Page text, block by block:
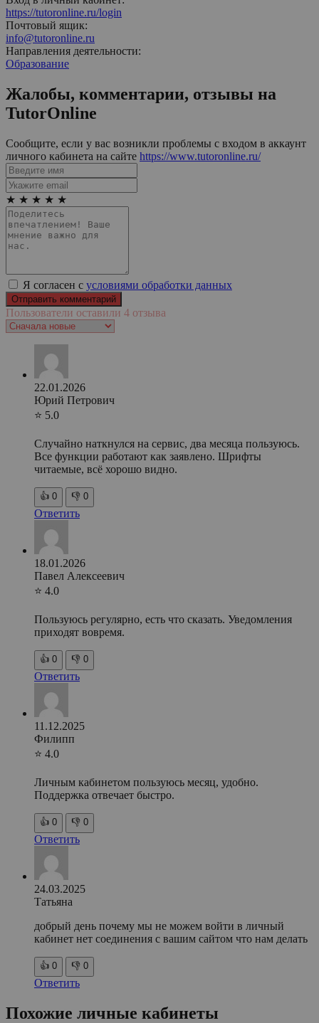
https://tutoronline.ru/login
Почтовый ящик:
info@tutoronline.ru
Направления деятельности:
Образование
Жалобы, комментарии, отзывы на
TutorOnline
Сообщите, если у вас возникли проблемы с входом в аккаунт
личного кабинета на сайте https://www.tutoronline.ru/
★ ★ ★ ★ ★
Я согласен с условиями обработки данных
Пользователи оставили 4 отзыва
22.01.2026
Юрий Петрович
⭐ 5.0
Случайно наткнулся на сервис, два месяца пользуюсь.
Все функции работают как заявлено. Шрифты
читаемые, всё хорошо видно.
👍 0 👎 0
Ответить
18.01.2026
Павел Алексеевич
⭐ 4.0
Пользуюсь регулярно, есть что сказать. Уведомления
приходят вовремя.
👍 0 👎 0
Ответить
11.12.2025
Филипп
⭐ 4.0
Личным кабинетом пользуюсь месяц, удобно.
Поддержка отвечает быстро.
👍 0 👎 0
Ответить
24.03.2025
Татьяна
добрый день почему мы не можем войти в личный
кабинет нет соединения с вашим сайтом что нам делать
👍 0 👎 0
Ответить
Похожие личные кабинеты